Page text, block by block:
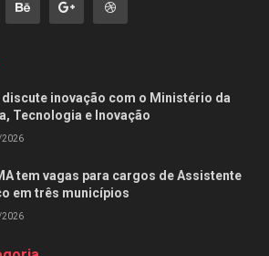
discute inovação com o Ministério da
Tecnologia e Inovação
tem vagas para cargos de Assistente
em três municípios